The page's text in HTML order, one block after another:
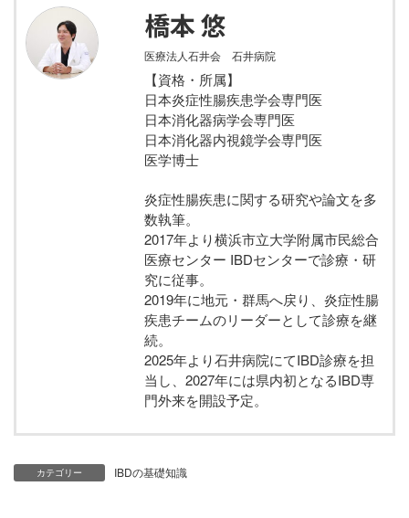
橋本 悠
医療法人石井会 石井病院
【資格・所属】
日本炎症性腸疾患学会専門医
日本消化器病学会専門医
日本消化器内視鏡学会専門医
医学博士
炎症性腸疾患に関する研究や論文を多
数執筆。
2017年より横浜市立大学附属市民総合
医療センター IBDセンターで診療・研
究に従事。
2019年に地元・群馬へ戻り、炎症性腸
疾患チームのリーダーとして診療を継
続。
2025年より石井病院にてIBD診療を担
当し、2027年には県内初となるIBD専
門外来を開設予定。
カテゴリー IBDの基礎知識